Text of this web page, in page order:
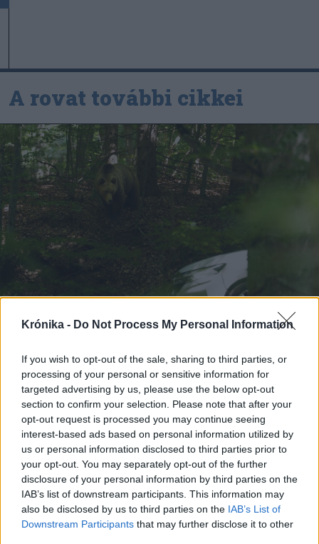
Krónika - Do Not Process My Personal Information
If you wish to opt-out of the sale, sharing to third parties, or
processing of your personal or sensitive information for
targeted advertising by us, please use the below opt-out
section to confirm your selection. Please note that after your
opt-out request is processed you may continue seeing
interest-based ads based on personal information utilized by
us or personal information disclosed to third parties prior to
your opt-out. You may separately opt-out of the further
disclosure of your personal information by third parties on the
IAB’s list of downstream participants. This information may
also be disclosed by us to third parties on the IAB’s List of
Downstream Participants that may further disclose it to other
A rovat további cikkei
2026. augusztus 07., péntek
Visszaküldte a parlamentnek a
medveállomány ritkítására
vonatkozó törvényt az államfő